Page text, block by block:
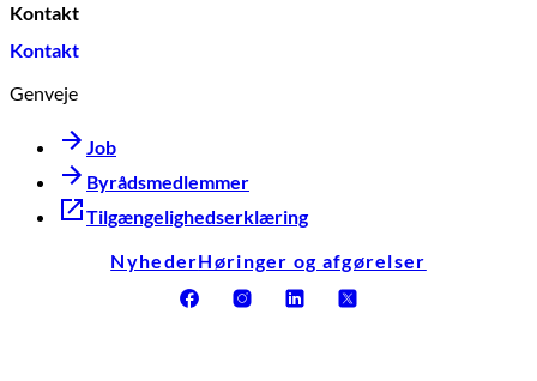
Kontakt
Kontakt
Genveje
Job
Byrådsmedlemmer
Tilgængelighedserklæring
NyhederHøringer og afgørelser